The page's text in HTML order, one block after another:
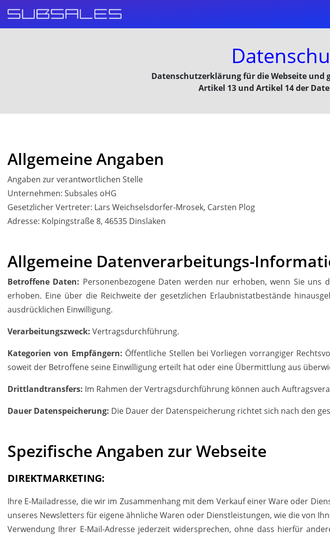
Datenschutzerklärung für die Webseite
Artikel 13 und Artikel 14 der
Allgemeine Angaben
Angaben zur verantwortlichen Stelle
Unternehmen: Subsales oHG
Gesetzlicher Vertreter: Lars Weichselsdorfer-Mrosek, Carsten Plog
Adresse: Kolpingstraße 8, 46535 Dinslaken
Allgemeine Datenverarbeitungs-
Betroffene Daten: Personenbezogene Daten werden nur erhoben, wenn Sie
erhoben. Eine über die Reichweite der gesetzlichen Erlaubnistatbestände
ausdrücklichen Einwilligung.
Verarbeitungszweck: Vertragsdurchführung.
Kategorien von Empfängern: Öffentliche Stellen bei Vorliegen vorrangiger
soweit der Betroffene seine Einwilligung erteilt hat oder eine Übermittlung aus
Drittlandtransfers: Im Rahmen der Vertragsdurchführung können auch
Dauer Datenspeicherung: Die Dauer der Datenspeicherung richtet sich nach den
Spezifische Angaben zur Webseite
DIREKTMARKETING:
Ihre E-Mailadresse, die wir im Zusammenhang mit dem Verkauf einer Ware oder
unseres Newsletters für eigene ähnliche Waren oder Dienstleistungen, wie die von
Verwendung Ihrer E-Mail-Adresse jederzeit widersprechen, ohne dass hierfür